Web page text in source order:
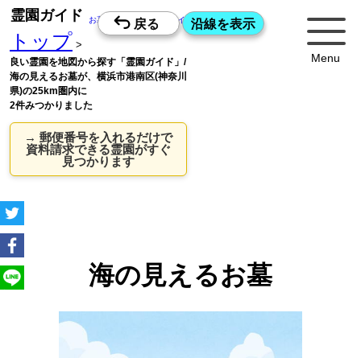
Menu
霊園ガイド お墓探しの老舗・霊園ガイドWeb版
トップ >
良い霊園を地図から探す「霊園ガイド」/
海の見えるお墓が、横浜市港南区(神奈川
県)の25km圏内に
2件みつかりました
→ 郵便番号を入れるだけで
資料請求できる霊園がすぐ
見つかります
海の見えるお墓